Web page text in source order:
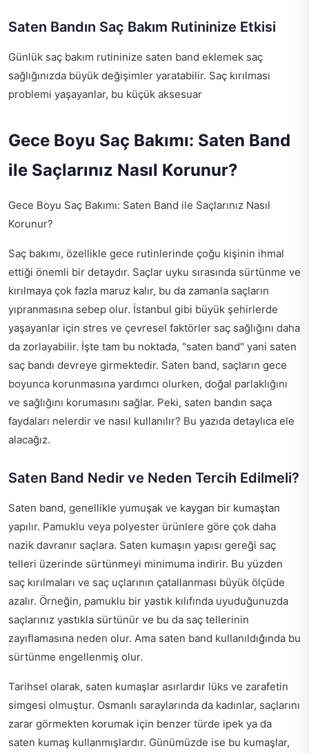
Saten Bandın Saç Bakım Rutininize Etkisi
Günlük saç bakım rutininize saten band eklemek saç
sağlığınızda büyük değişimler yaratabilir. Saç kırılması
problemi yaşayanlar, bu küçük aksesuar
Gece Boyu Saç Bakımı: Saten Band
ile Saçlarınız Nasıl Korunur?
Gece Boyu Saç Bakımı: Saten Band ile Saçlarınız Nasıl
Korunur?
Saç bakımı, özellikle gece rutinlerinde çoğu kişinin ihmal
ettiği önemli bir detaydır. Saçlar uyku sırasında sürtünme ve
kırılmaya çok fazla maruz kalır, bu da zamanla saçların
yıpranmasına sebep olur. İstanbul gibi büyük şehirlerde
yaşayanlar için stres ve çevresel faktörler saç sağlığını daha
da zorlayabilir. İşte tam bu noktada, "saten band" yani saten
saç bandı devreye girmektedir. Saten band, saçların gece
boyunca korunmasına yardımcı olurken, doğal parlaklığını
ve sağlığını korumasını sağlar. Peki, saten bandın saça
faydaları nelerdir ve nasıl kullanılır? Bu yazıda detaylıca ele
alacağız.
Saten Band Nedir ve Neden Tercih Edilmeli?
Saten band, genellikle yumuşak ve kaygan bir kumaştan
yapılır. Pamuklu veya polyester ürünlere göre çok daha
nazik davranır saçlara. Saten kumaşın yapısı gereği saç
telleri üzerinde sürtünmeyi minimuma indirir. Bu yüzden
saç kırılmaları ve saç uçlarının çatallanması büyük ölçüde
azalır. Örneğin, pamuklu bir yastık kılıfında uyuduğunuzda
saçlarınız yastıkla sürtünür ve bu da saç tellerinin
zayıflamasına neden olur. Ama saten band kullanıldığında bu
sürtünme engellenmiş olur.
Tarihsel olarak, saten kumaşlar asırlardır lüks ve zarafetin
simgesi olmuştur. Osmanlı saraylarında da kadınlar, saçlarını
zarar görmekten korumak için benzer türde ipek ya da
saten kumaş kullanmışlardır. Günümüzde ise bu kumaşlar,